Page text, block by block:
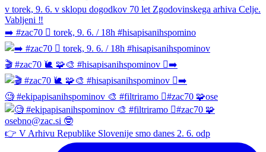
➡️ #zac70 🫆 torek, 9. 6. / 18h #hisapisanihspomino
🎬 #zac70 🐌 🧩🎨 #hisapisanihspominov 🫆➡️
🧐 #ekipapisanihspominov 🎨 #filtriramo 🫆#zac70 🧩ose
👉 V Arhivu Republike Slovenije smo danes 2. 6. odp